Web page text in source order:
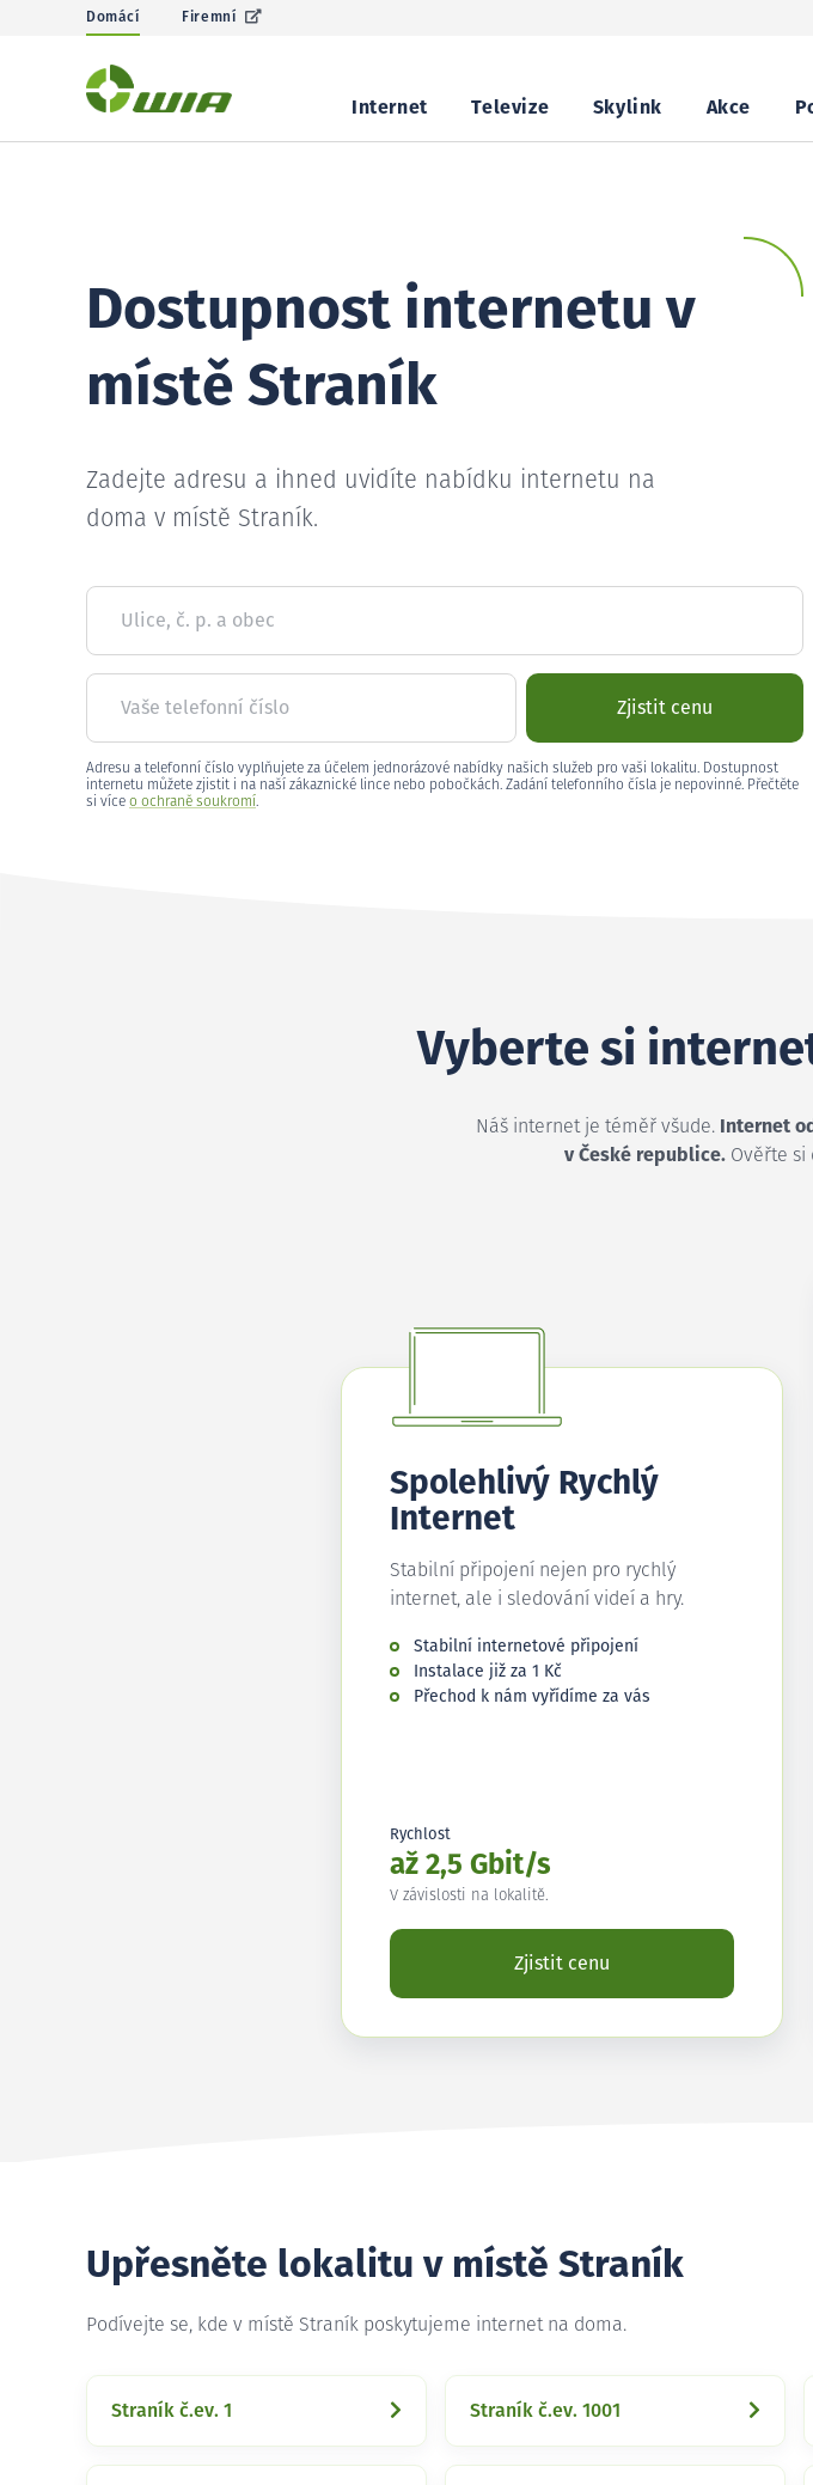
Domácí Firemní
Internet Televize Skylink Akce
Dostupnost internetu v
místě Straník
Zadejte adresu a ihned uvidíte nabídku internetu na
doma v místě Straník.
Ulice, č. p. a obec
Vaše telefonní číslo Zjistit cenu
Adresu a telefonní číslo vyplňujete za účelem jednorázové nabídky našich služeb pro vaši lokalitu. Dostupnost
internetu můžete zjistit i na naší zákaznické lince nebo pobočkách. Zadání telefonního čísla je nepovinné. Přečtěte
si více o ochraně soukromí.
Vyberte si
Náš internet je téměř všude.
Internet
v České republice. Ověřte si
Spolehlivý Rychlý
Internet
Stabilní připojení nejen pro rychlý
internet, ale i sledování videí a hry.
Stabilní internetové připojení
Instalace již za 1 Kč
Přechod k nám vyřídíme za vás
Rychlost
až 2,5 Gbit/s
V závislosti na lokalitě.
Zjistit cenu
Upřesněte lokalitu v místě Straník
Podívejte se, kde v místě Straník poskytujeme internet na doma.
Straník č.ev. 1 Straník č.ev. 1001